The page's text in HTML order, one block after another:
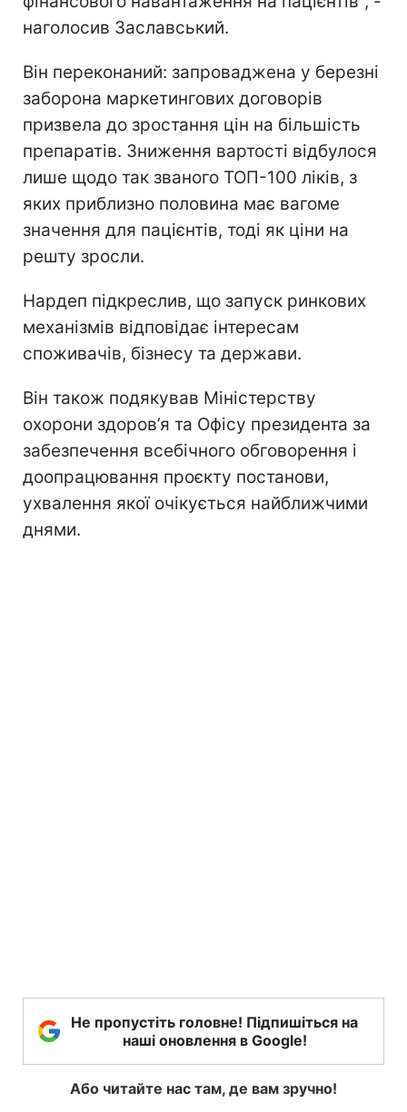
наголосив Заславський.
Він переконаний: запроваджена у березні
заборона маркетингових договорів
призвела до зростання цін на більшість
препаратів. Зниження вартості відбулося
лише щодо так званого ТОП-100 ліків, з
яких приблизно половина має вагоме
значення для пацієнтів, тоді як ціни на
решту зросли.
Нардеп підкреслив, що запуск ринкових
механізмів відповідає інтересам
споживачів, бізнесу та держави.
Він також подякував Міністерству
охорони здоров’я та Офісу президента за
забезпечення всебічного обговорення і
доопрацювання проєкту постанови,
ухвалення якої очікується найближчими
днями.
Не пропустіть головне! Підпишіться на
наші оновлення в Google!
Або читайте нас там, де вам зручно!